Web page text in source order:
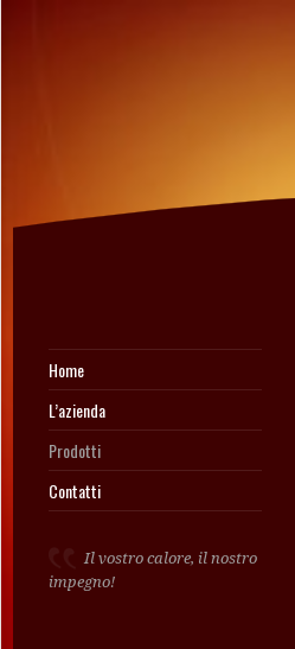
Home
L’azienda
Prodotti
Contatti
Il vostro calore, il nostro
impegno!